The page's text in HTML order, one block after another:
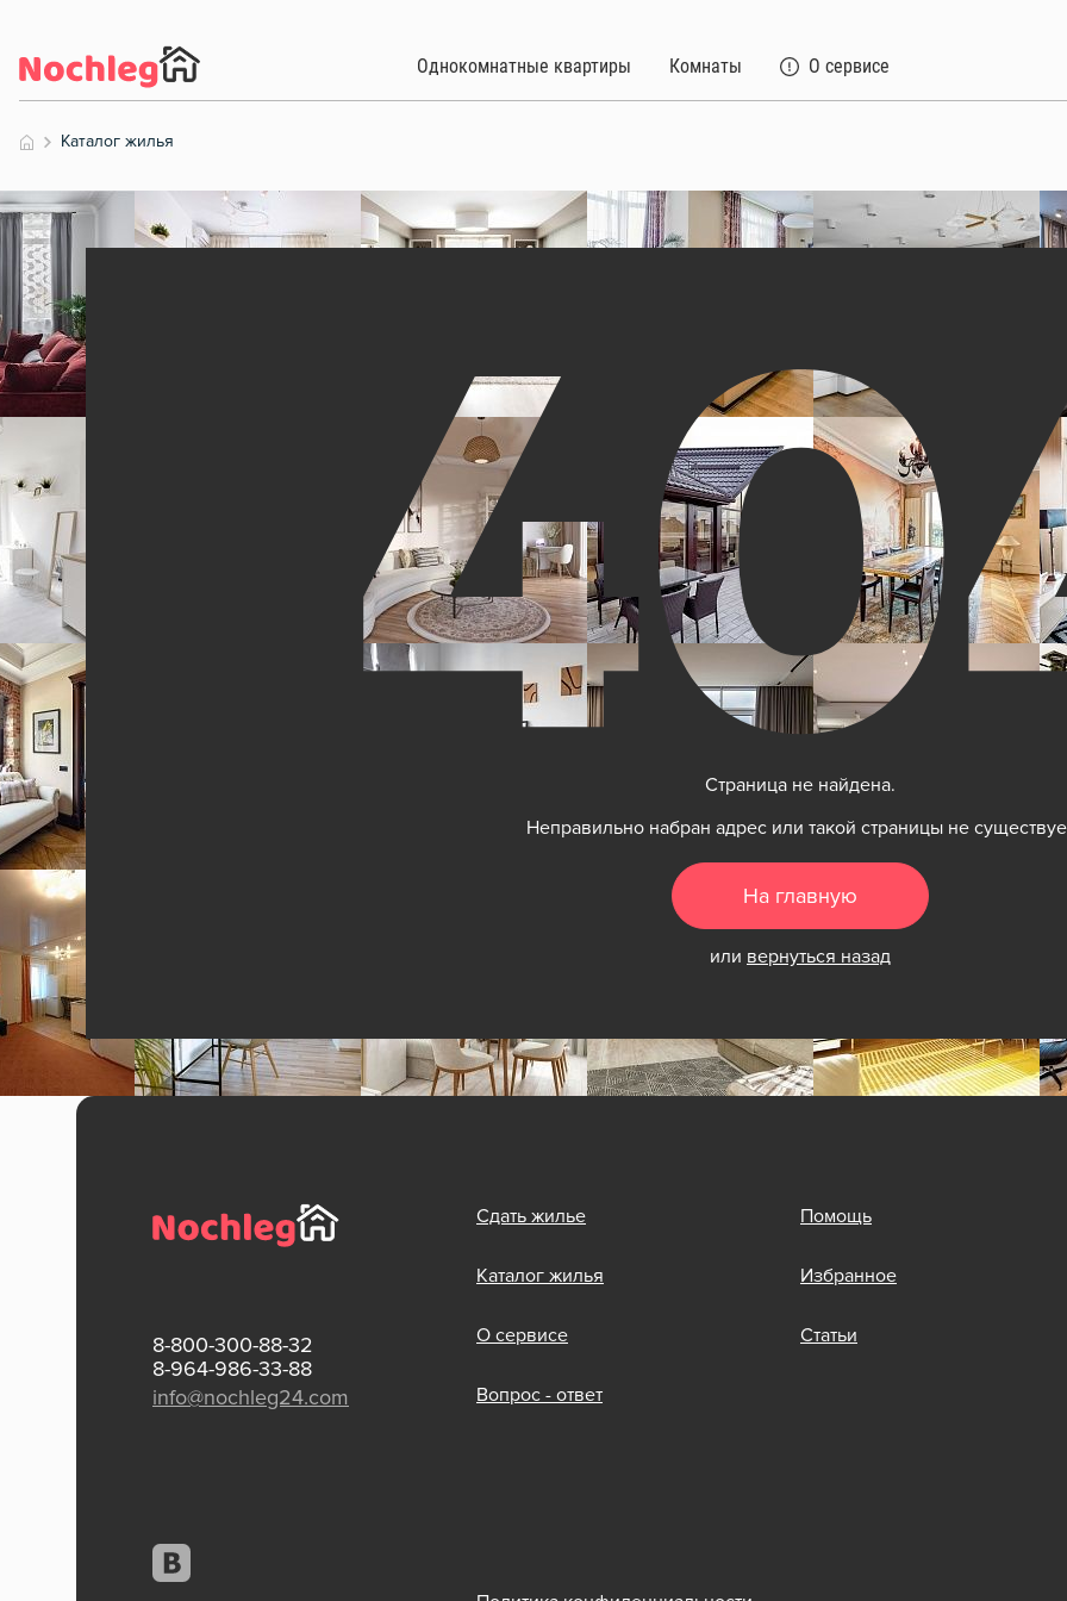
Однокомнатные квартиры Комнаты О сервисе
Каталог жилья
Страница не найдена.
Неправильно набран адрес или такой страницы не
На главную
или вернуться назад
8-800-300-88-32
8-964-986-33-88
info@nochleg24.com
Сдать жилье
Каталог жилья
О сервисе
Вопрос - ответ
Помощь
Избранное
Статьи